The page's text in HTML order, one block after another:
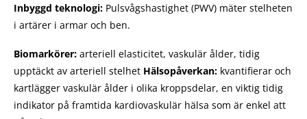
Inbyggd teknologi: Pulsvågshastighet (PWV) mäter stelheten
i artärer i armar och ben.
Biomarkörer: arteriell elasticitet, vaskulär ålder, tidig
upptäckt av arteriell stelhet Hälsopåverkan: kvantifierar och
kartlägger vaskulär ålder i olika kroppsdelar, en viktig tidig
indikator på framtida kardiovaskulär hälsa som är enkel att